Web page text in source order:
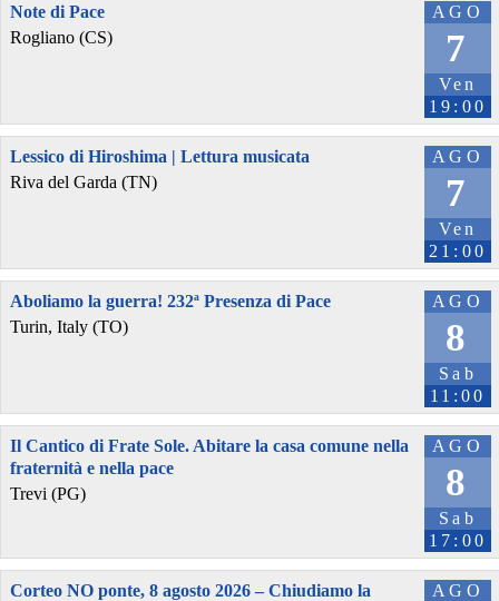
AGO
7
Ven
19:00
Note di Pace
Rogliano (CS)
AGO
7
Ven
21:00
Lessico di Hiroshima | Lettura musicata
Riva del Garda (TN)
AGO
8
Sab
11:00
Aboliamo la guerra! 232ª Presenza di Pace
Turin, Italy (TO)
AGO
8
Sab
17:00
Il Cantico di Frate Sole. Abitare la casa comune nella
fraternità e nella pace
Trevi (PG)
AGO
Corteo NO ponte, 8 agosto 2026 – Chiudiamo la